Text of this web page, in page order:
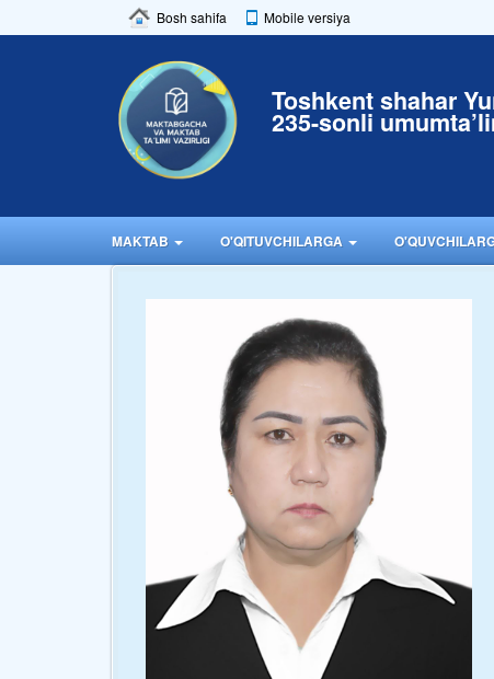
Bosh sahifa Mobile versiya
Toshkent shahar
235-sonli
MAKTAB O'QITUVCHILARGA